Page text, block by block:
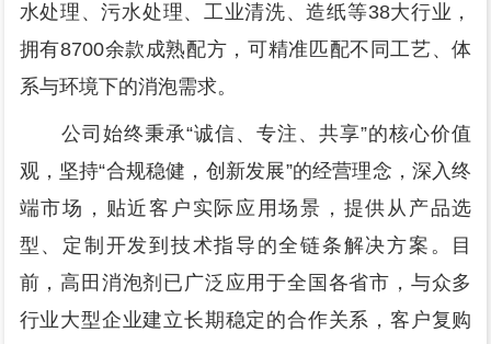
水处理、污水处理、工业清洗、造纸等38大行业，
拥有8700余款成熟配方，可精准匹配不同工艺、体
系与环境下的消泡需求。
公司始终秉承“诚信、专注、共享”的核心价值
观，坚持“合规稳健，创新发展”的经营理念，深入终
端市场，贴近客户实际应用场景，提供从产品选
型、定制开发到技术指导的全链条解决方案。目
前，高田消泡剂已广泛应用于全国各省市，与众多
行业大型企业建立长期稳定的合作关系，客户复购